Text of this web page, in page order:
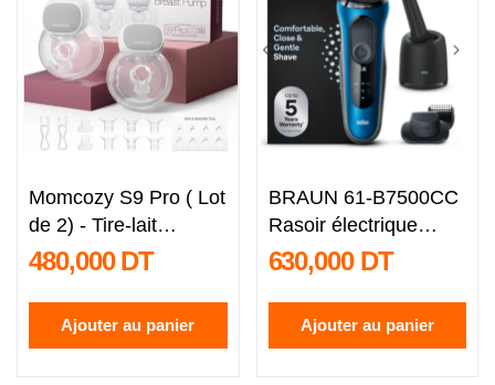
Momcozy S9 Pro ( Lot
de 2) - Tire-lait
Portable...
480,000 DT
Ajouter au panier
BRAUN 61-B7500CC
Rasoir électrique
Séries 6
630,000 DT
Ajouter au panier